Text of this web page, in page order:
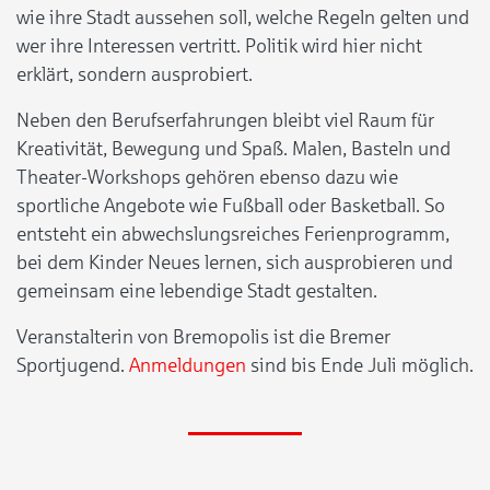
wie ihre Stadt aussehen soll, welche Regeln gelten und
wer ihre Interessen vertritt. Politik wird hier nicht
erklärt, sondern ausprobiert.
Neben den Berufserfahrungen bleibt viel Raum für
Kreativität, Bewegung und Spaß. Malen, Basteln und
Theater-Workshops gehören ebenso dazu wie
sportliche Angebote wie Fußball oder Basketball. So
entsteht ein abwechslungsreiches Ferienprogramm,
bei dem Kinder Neues lernen, sich ausprobieren und
gemeinsam eine lebendige Stadt gestalten.
Veranstalterin von Bremopolis ist die Bremer
Sportjugend. Anmeldungen sind bis Ende Juli möglich.